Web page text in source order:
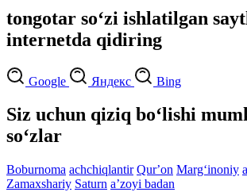
tongotar so‘zi ishlatilgan
internetda qidiring
Google Яндекс Bing
Siz uchun qiziq bo‘lishi
so‘zlar
Boburnoma achchiqlantir Qurʼon Marg‘inoniy
Zamaxshariy Saturn aʼzoyi badan